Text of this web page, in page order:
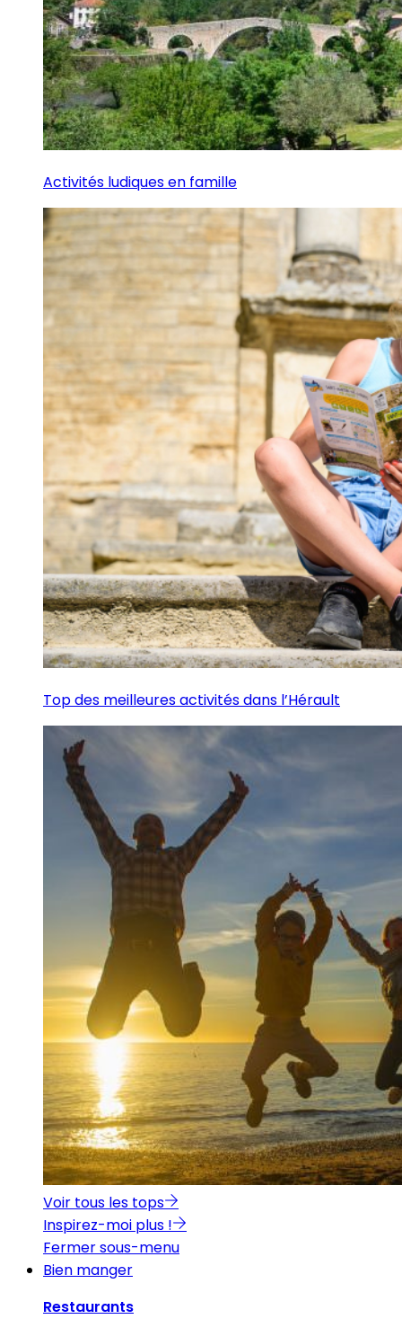
Activités ludiques en famille
Top des meilleures activités dans l’Hérault
Voir tous les tops
Inspirez-moi plus !
Fermer sous-menu
Bien manger
Restaurants